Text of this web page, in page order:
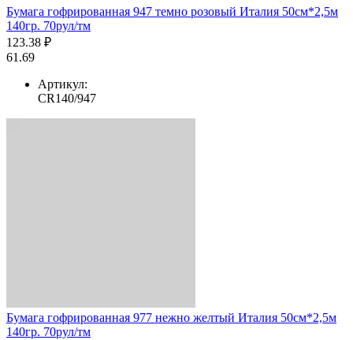
Бумага гофрированная 947 темно розовый Италия 50см*2,5м
140гр. 70рул/тм
123.38 ₽
61.69
Артикул:
CR140/947
Бумага гофрированная 977 нежно желтый Италия 50см*2,5м
140гр. 70рул/тм